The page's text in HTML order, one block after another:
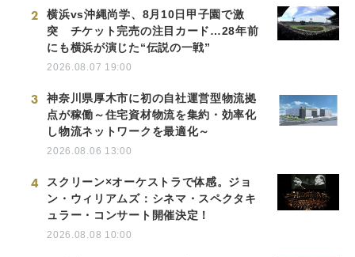
2
横浜vs沖縄尚学、8月10日甲子園で激
突 チケット完売の注目カード…28年前
にも横浜が演じた“伝説の一戦”
2026.08.07 19:00
3
神奈川県厚木市に初の自社運営型物流拠
点が稼働～住宅資材物流を集約・効率化
し物流ネットワークを最適化～
2026.08.06 13:00
4
スクリーン×オーケストラで体感。ジョ
ン・ウィリアムズ：シネマ・スペクタキ
ュラー・コンサート開催決定！
2026.08.08 10:00